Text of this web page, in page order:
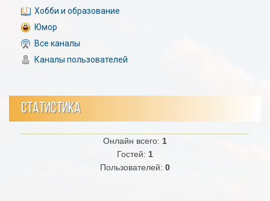
Хобби и образование
Юмор
Все каналы
Каналы пользователей
СТАТИСТИКА
Онлайн всего: 1
Гостей: 1
Пользователей: 0